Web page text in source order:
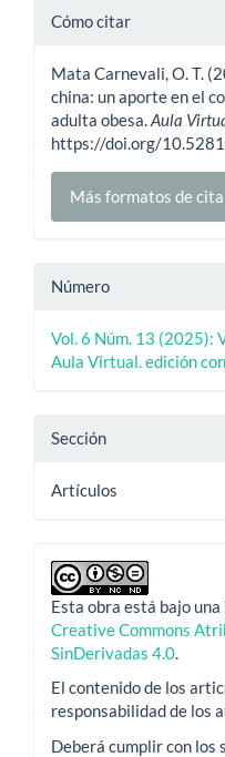
Detalles
artículo
Cómo citar
Mata Carnevali, O. T.
china: un aporte en el
adulta obesa.Aula
https://doi.org/
Más formatos de cita
Número
Vol. 6 Núm. 13 (2025):
Aula Virtual. edición
Sección
Artículos
Esta obra está bajo
Creative Commons
SinDerivadas 4.0.
El contenido de los
responsabilidad de los
Deberá cumplir con los